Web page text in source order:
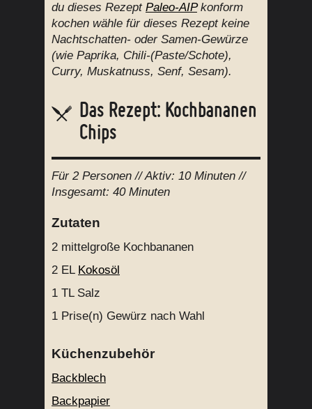
du dieses Rezept Paleo-AIPkonform
kochen wähle für dieses Rezept keine
Nachtschatten- oder Samen-Gewürze
(wie Paprika, Chili-(Paste/Schote),
Curry, Muskatnuss, Senf, Sesam).
Das Rezept: Kochbananen
Chips
Für 2 Personen // Aktiv: 10 Minuten //
Insgesamt: 40 Minuten
Zutaten
2 mittelgroße Kochbananen
2 EL Kokosöl
1 TL Salz
1 Prise(n) Gewürz nach Wahl
Küchenzubehör
Backblech
Backpapier